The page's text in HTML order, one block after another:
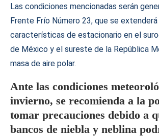
Las condiciones mencionadas serán
Frente Frío Número 23, que se
características de estacionario en el
de México y el sureste de la República
masa de aire polar.
Ante las condiciones
invierno, se recomienda a la
tomar precauciones debido a
bancos de niebla y neblina